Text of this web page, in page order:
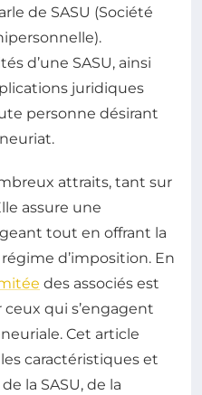
de SASU (Société
d’une SASU, ainsi
juridiques
personne désirant
attraits, tant sur
assure une
tout en offrant la
d’imposition. En
des associés est
qui s’engagent
Cet article
caractéristiques et
la SASU, de la